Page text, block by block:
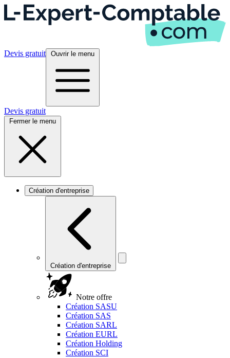
Devis gratuit Ouvrir le menu
Devis gratuit
Fermer le menu
Création d'entreprise
Création d'entreprise
Notre offre
Création SASU
Création SAS
Création SARL
Création EURL
Création Holding
Création SCI